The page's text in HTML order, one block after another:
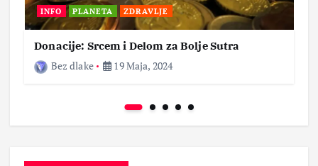
INFO PLANETA ZDRAVLJE
Donacije: Srcem i Delom za Bolje Sutra
Bez dlake
19 Maja, 2024